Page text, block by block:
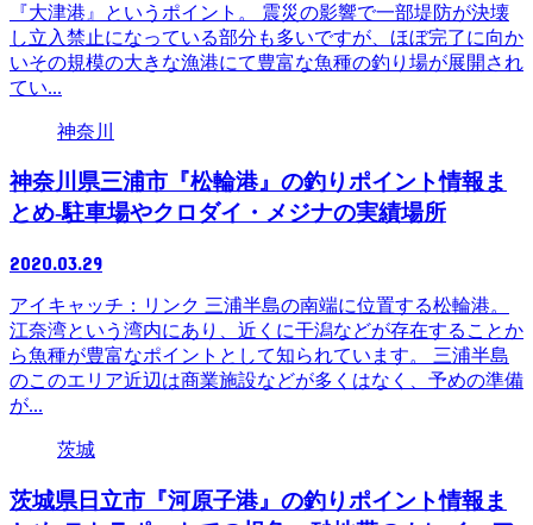
『大津港』というポイント。 震災の影響で一部堤防が決壊
し立入禁止になっている部分も多いですが、ほぼ完了に向か
いその規模の大きな漁港にて豊富な魚種の釣り場が展開され
てい...
神奈川
神奈川県三浦市『松輪港』の釣りポイント情報ま
とめ-駐車場やクロダイ・メジナの実績場所
2020.03.29
アイキャッチ：リンク 三浦半島の南端に位置する松輪港。
江奈湾という湾内にあり、近くに干潟などが存在することか
ら魚種が豊富なポイントとして知られています。 三浦半島
のこのエリア近辺は商業施設などが多くはなく、予めの準備
が...
茨城
茨城県日立市『河原子港』の釣りポイント情報ま